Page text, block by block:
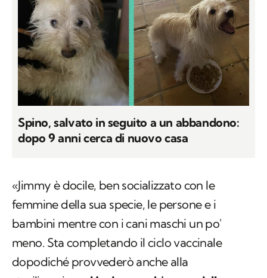
Spino, salvato in seguito a un abbandono:
dopo 9 anni cerca di nuovo casa
«Jimmy è docile, ben socializzato con le
femmine della sua specie, le persone e i
bambini mentre con i cani maschi un po'
meno. Sta completando il ciclo vaccinale
dopodiché provvederò anche alla